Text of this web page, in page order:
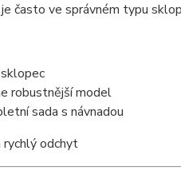
často ve správném typu
robustnější model
sada s návnadou
rychlý odchyt